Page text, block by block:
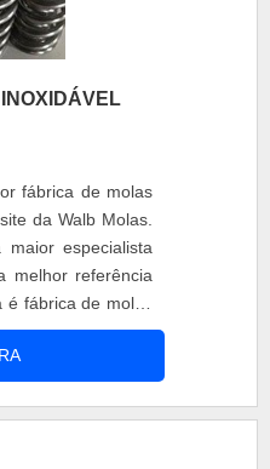
fábrica de molas
da Walb Molas.
especialista
melhor referência
fábrica de molas
atingirá ótima
de produtos
FÁBRICA DE